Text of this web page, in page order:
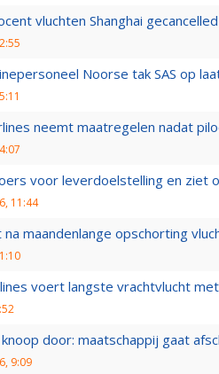
vluchten Shanghai
Noorse tak SAS op
neemt maatregelen nadat
voor leverdoelstelling en ziet
11:44
na maandenlange opschorting
voert langste vrachtvlucht
knoop door: maatschappij gaat
9:09